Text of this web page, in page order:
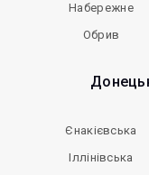
Набережне
Обрив
Єнакієвська
Іллінівська